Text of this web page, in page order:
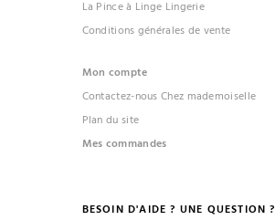
La Pince à Linge Lingerie
Conditions générales de vente
Mon compte
Contactez-nous Chez mademoiselle
Plan du site
Mes commandes
BESOIN D'AIDE ? UNE QUESTION ?